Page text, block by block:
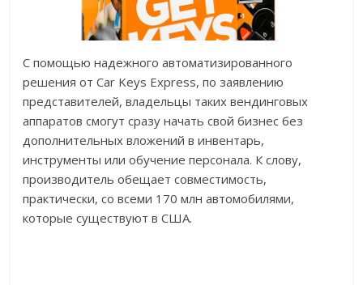
С помощью надежного автоматизированного
решения от Car Keys Express, по заявлению
представителей, владельцы таких вендинговых
аппаратов смогут сразу начать свой бизнес без
дополнительных вложений в инвентарь,
инструменты или обучение персонала. К слову,
производитель обещает совместимость,
практически, со всеми 170 млн автомобилями,
которые существуют в США.